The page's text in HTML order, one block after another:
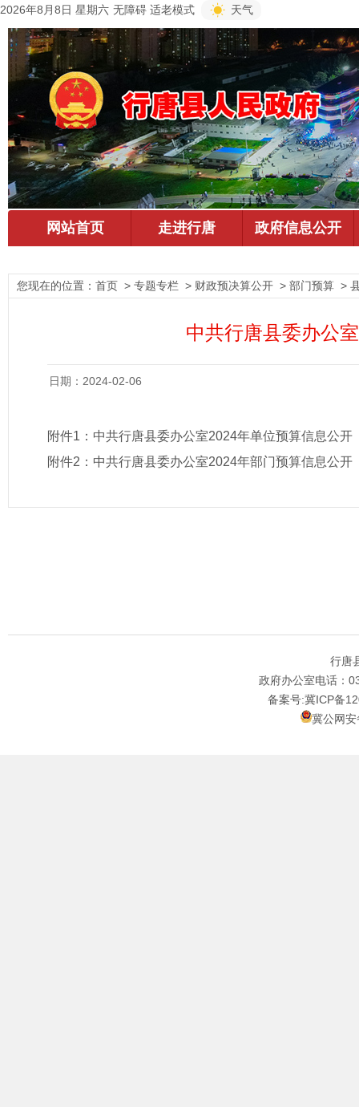
2026年8月8日 星期六 无障碍 适老模式 天气
您现在的位置： 首页 > 专题专栏 > 财政预决算公开 > 部门预算 >
中共行唐县委办公
日期：2024-02-06
附件1： 中共行唐县委办公室2024年单位预算信息公开
附件2： 中共行唐县委办公室2024年部门预算信息公开